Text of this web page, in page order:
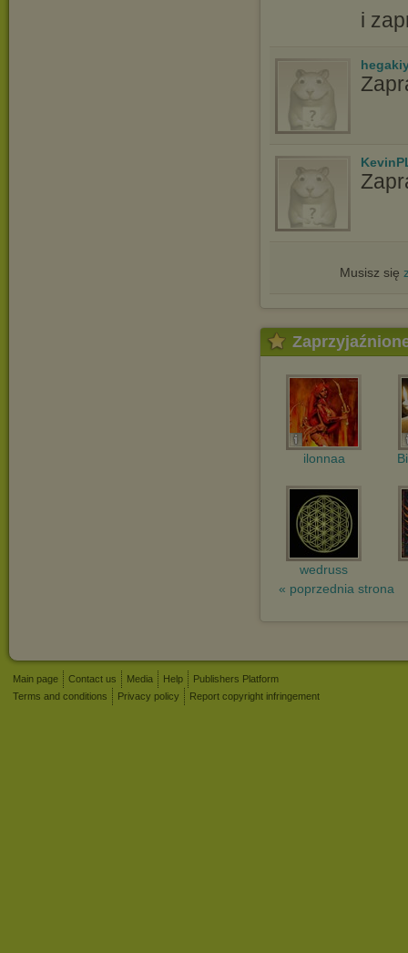
i
Musisz się
ilonnaa
wedruss
« poprzednia strona
Main page Contact us Media Help
Publishers Platform
Terms and conditions
Privacy policy Report copyright infringement